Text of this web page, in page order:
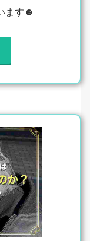
ます☻